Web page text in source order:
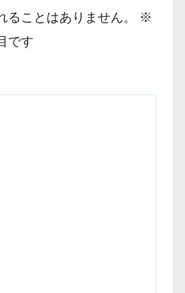
ことはありません。
※
です